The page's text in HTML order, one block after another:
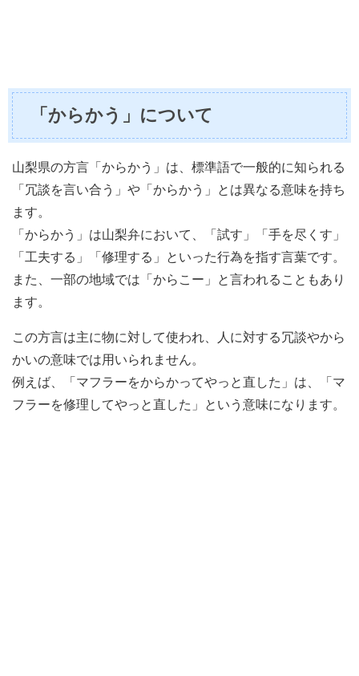
「からかう」について
山梨県の方言「からかう」は、標準語で一般的に知られる
「冗談を言い合う」や「からかう」とは異なる意味を持ち
ます。
「からかう」は山梨弁において、「試す」「手を尽くす」
「工夫する」「修理する」といった行為を指す言葉です。
また、一部の地域では「からこー」と言われることもあり
ます。
この方言は主に物に対して使われ、人に対する冗談やから
かいの意味では用いられません。
例えば、「マフラーをからかってやっと直した」は、「マ
フラーを修理してやっと直した」という意味になります。